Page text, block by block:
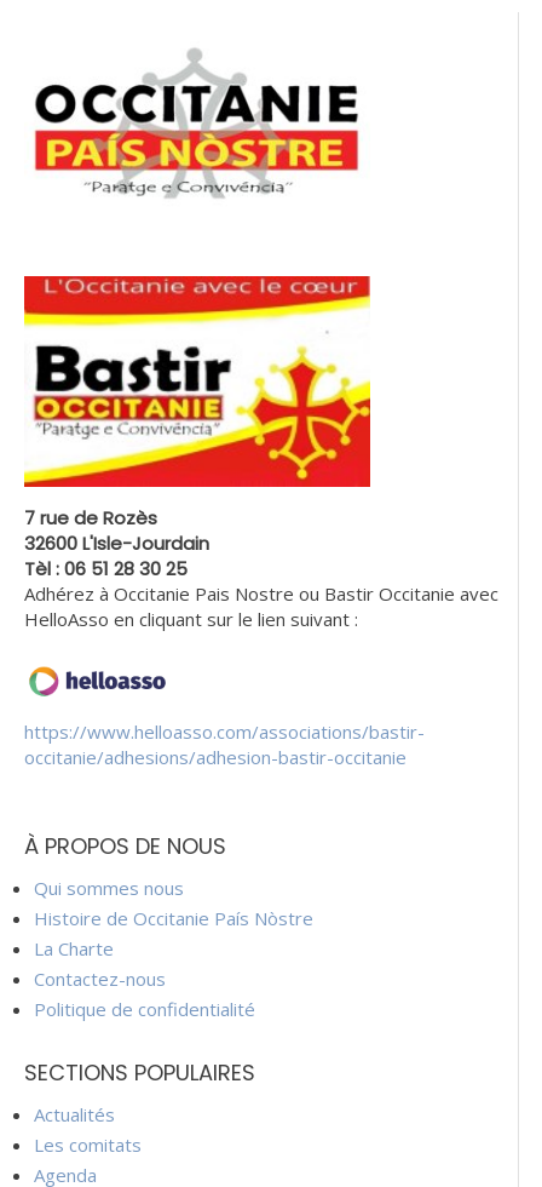
7 rue de Rozès
32600 L'Isle-Jourdain
Tèl : 06 51 28 30 25
Adhérez à Occitanie Pais Nostre ou Bastir Occitanie avec
HelloAsso en cliquant sur le lien suivant :
https://www.helloasso.com/associations/bastir-
occitanie/adhesions/adhesion-bastir-occitanie
À PROPOS DE NOUS
Qui sommes nous
Histoire de Occitanie País Nòstre
La Charte
Contactez-nous
Politique de confidentialité
SECTIONS POPULAIRES
Actualités
Les comitats
Agenda